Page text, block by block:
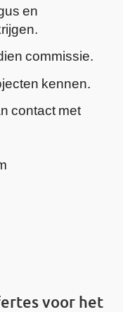
en
commissie.
kennen.
contact met
voor het